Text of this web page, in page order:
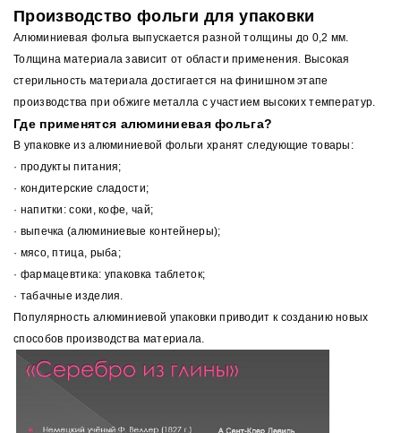
Производство фольги для упаковки
Алюминиевая фольга выпускается разной толщины до 0,2 мм.
Толщина материала зависит от области применения. Высокая
стерильность материала достигается на финишном этапе
производства при обжиге металла с участием высоких температур.
Где применятся алюминиевая фольга?
В упаковке из алюминиевой фольги хранят следующие товары:
· продукты питания;
· кондитерские сладости;
· напитки: соки, кофе, чай;
· выпечка (алюминиевые контейнеры);
· мясо, птица, рыба;
· фармацевтика: упаковка таблеток;
· табачные изделия.
Популярность алюминиевой упаковки приводит к созданию новых
способов производства материала.